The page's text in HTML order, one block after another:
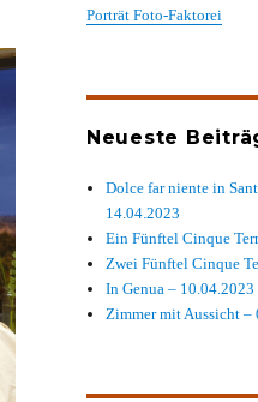
Porträt Foto-Faktorei
Neueste
Dolce far niente in
14.04.2023
Ein Fünftel Cinque
Zwei Fünftel Cinque
In Genua – 10.04.2023
Zimmer mit Aussicht –